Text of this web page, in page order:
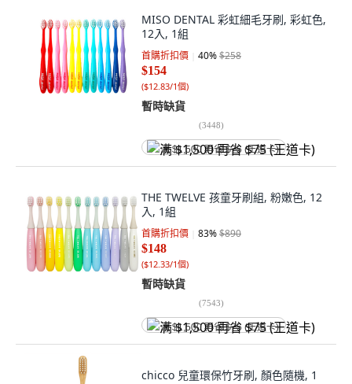
MISO DENTAL 彩虹細毛牙刷, 彩虹色,
12入, 1組
首購折扣價 40%$258
$154
($12.83/1個)
暫時缺貨
(3448)
满 $1,500 再省 $75 (王道卡)
THE TWELVE 孩童牙刷組, 粉嫩色, 12
入, 1組
首購折扣價 83%$890
$148
($12.33/1個)
暫時缺貨
(7543)
满 $1,500 再省 $75 (王道卡)
chicco 兒童環保竹牙刷, 顏色隨機, 1